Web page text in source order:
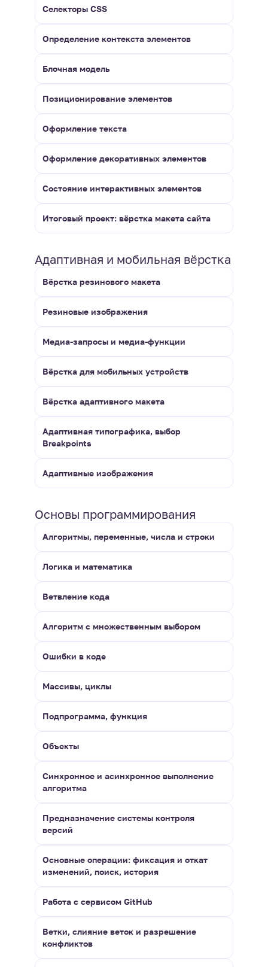
Селекторы CSS
Определение контекста элементов
Блочная модель
Позиционирование элементов
Оформление текста
Оформление декоративных элементов
Состояние интерактивных элементов
Итоговый проект: вёрстка макета сайта
Адаптивная и мобильная вёрстка
Вёрстка резинового макета
Резиновые изображения
Медиа-запросы и медиа-функции
Вёрстка для мобильных устройств
Вёрстка адаптивного макета
Адаптивная типографика, выбор
Breakpoints
Адаптивные изображения
Основы программирования
Алгоритмы, переменные, числа и строки
Логика и математика
Ветвление кода
Алгоритм с множественным выбором
Ошибки в коде
Массивы, циклы
Подпрограмма, функция
Объекты
Синхронное и асинхронное выполнение
алгоритма
Предназначение системы контроля
версий
Основные операции: фиксация и откат
изменений, поиск, история
Работа с сервисом GitHub
Ветки, слияние веток и разрешение
конфликтов